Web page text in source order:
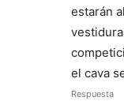
estarán
el cava
Respuesta